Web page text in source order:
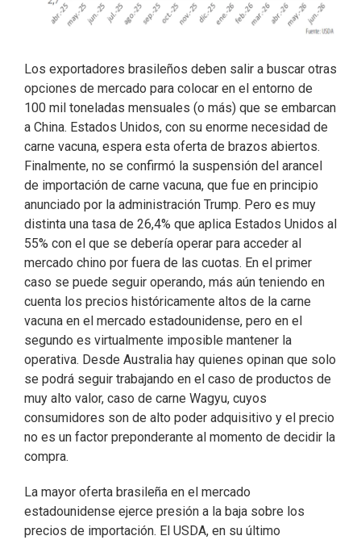
Los exportadores brasileños deben salir a buscar otras
opciones de mercado para colocar en el entorno de
100 mil toneladas mensuales (o más) que se embarcan
a China. Estados Unidos, con su enorme necesidad de
carne vacuna, espera esta oferta de brazos abiertos.
Finalmente, no se confirmó la suspensión del arancel
de importación de carne vacuna, que fue en principio
anunciado por la administración Trump. Pero es muy
distinta una tasa de 26,4% que aplica Estados Unidos al
55% con el que se debería operar para acceder al
mercado chino por fuera de las cuotas. En el primer
caso se puede seguir operando, más aún teniendo en
cuenta los precios históricamente altos de la carne
vacuna en el mercado estadounidense, pero en el
segundo es virtualmente imposible mantener la
operativa. Desde Australia hay quienes opinan que solo
se podrá seguir trabajando en el caso de productos de
muy alto valor, caso de carne Wagyu, cuyos
consumidores son de alto poder adquisitivo y el precio
no es un factor preponderante al momento de decidir la
compra.
La mayor oferta brasileña en el mercado
estadounidense ejerce presión a la baja sobre los
precios de importación. El USDA, en su último